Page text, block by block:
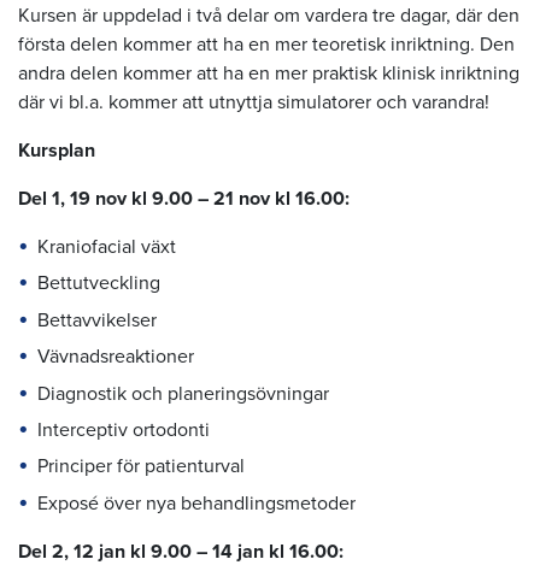
Kursen är uppdelad i två delar om vardera tre dagar, där den
första delen kommer att ha en mer teoretisk inriktning. Den
andra delen kommer att ha en mer praktisk klinisk inriktning
där vi bl.a. kommer att utnyttja simulatorer och varandra!
Kursplan
Del 1, 19 nov kl 9.00 – 21 nov kl 16.00:
Kraniofacial växt
Bettutveckling
Bettavvikelser
Vävnadsreaktioner
Diagnostik och planeringsövningar
Interceptiv ortodonti
Principer för patienturval
Exposé över nya behandlingsmetoder
Del 2, 12 jan kl 9.00 – 14 jan kl 16.00: